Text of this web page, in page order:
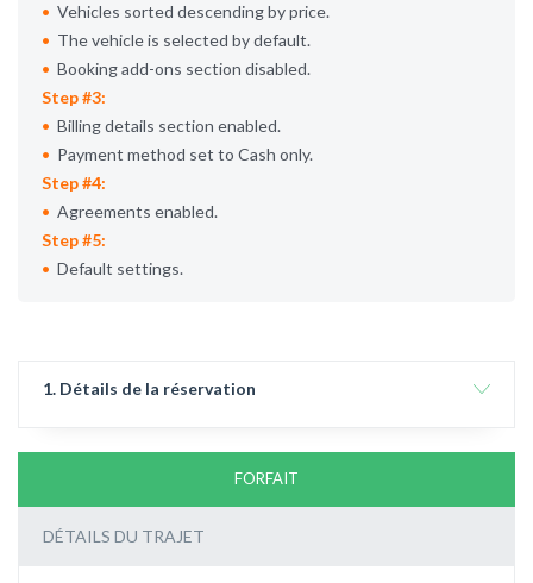
Vehicles sorted descending by price.
The vehicle is selected by default.
Booking add-ons section disabled.
Step #3:
Billing details section enabled.
Payment method set to Cash only.
Step #4:
Agreements enabled.
Step #5:
Default settings.
1. Détails de la réservation
FORFAIT
DÉTAILS DU TRAJET